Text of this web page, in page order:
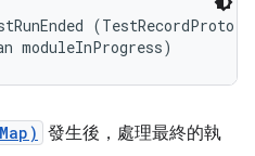
moduleInProgress)
發生後，處理最終的執